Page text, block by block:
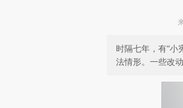
时隔七年，有“小
法情形。一些改